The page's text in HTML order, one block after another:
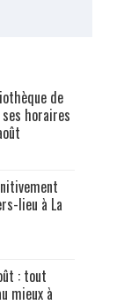
de
horaires
lieu à La
: tout
mieux à